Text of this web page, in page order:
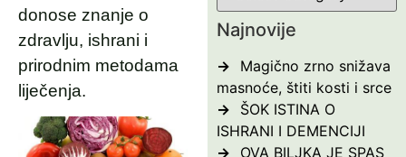
donose znanje o
zdravlju, ishrani i
prirodnim metodama
liječenja.
Najnovije
Magično zrno snižava
masnoće, štiti kosti i srce
ŠOK ISTINA O
ISHRANI I DEMENCIJI
OVA BILJKA JE SPAS